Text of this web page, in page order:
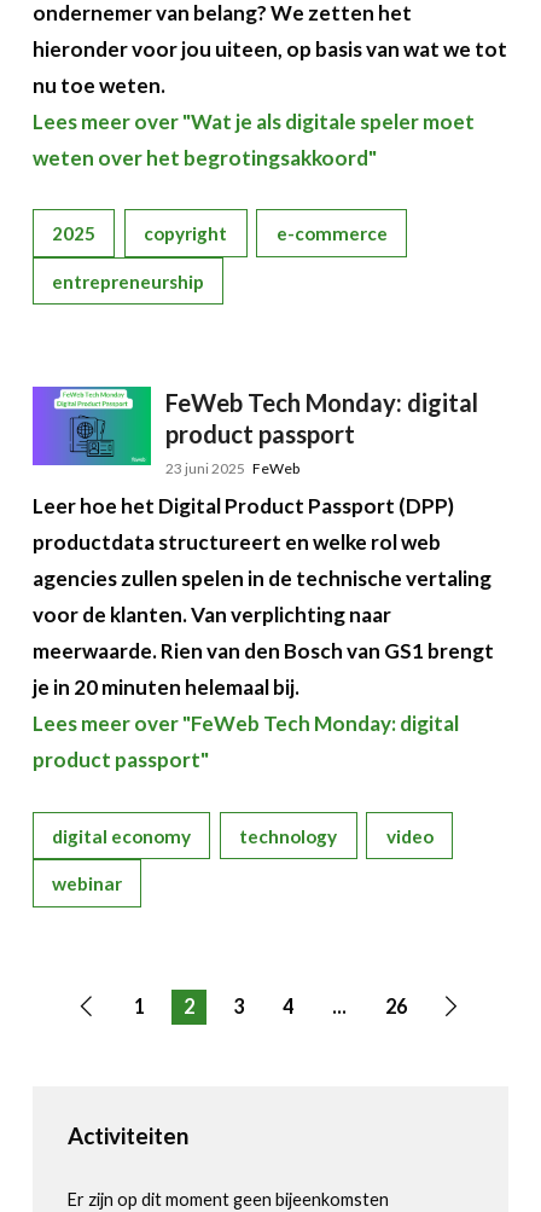
ondernemer van belang? We zetten het
hieronder voor jou uiteen, op basis van wat we tot
nu toe weten.
Lees meer over "Wat je als digitale speler moet
weten over het begrotingsakkoord"
2025 copyright e-commerce
entrepreneurship
FeWeb Tech Monday: digital
product passport
23 juni 2025 FeWeb
Leer hoe het Digital Product Passport (DPP)
productdata structureert en welke rol web
agencies zullen spelen in de technische vertaling
voor de klanten. Van verplichting naar
meerwaarde. Rien van den Bosch van GS1 brengt
je in 20 minuten helemaal bij.
Lees meer over "FeWeb Tech Monday: digital
product passport"
digital economy technology video
webinar
Vorige
1 2 3 4 ... 26
Volgende
Activiteiten
Er zijn op dit moment geen bijeenkomsten